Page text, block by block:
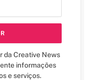
da Creative News
informações
e serviços.